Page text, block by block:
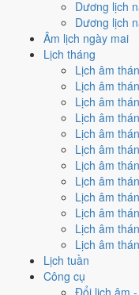
Dương lịch
Dương lịch
Âm lịch ngày mai
Lịch tháng
Lịch âm
Lịch âm
Lịch âm
Lịch âm
Lịch âm
Lịch âm
Lịch âm
Lịch âm
Lịch âm
Lịch âm
Lịch âm
Lịch âm
Lịch tuần
Công cụ
Đổi lịch âm
Động thổ - khởi
Trung bình
Động thổ - khởi công
hợpNgày Hoàng Đạo
Cách tính ngày tốt
Nhập trạch - vào
Trung bình
Nhập trạch - vào
nhờ hợp Ngày
Cách tính ngày tốt
Mua xe - tậu xe
Trung bình
Mua xe - tậu xe
Ngày Hoàng Đạo,
Cách tính ngày tốt
✈️
Xuất hành - đi xa
4
/10Trung bình